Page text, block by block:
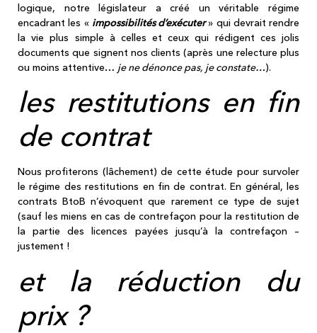
logique, notre législateur a créé un véritable régime
encadrant les « impossibilités d’exécuter» qui devrait rendre
la vie plus simple à celles et ceux qui rédigent ces jolis
documents que signent nos clients (après une relecture plus
ou moins attentive… je ne dénonce pas, je constate…).
les restitutions en fin
de contrat
Nous profiterons (lâchement) de cette étude pour survoler
le régime des restitutions en fin de contrat. En général, les
contrats BtoB n’évoquent que rarement ce type de sujet
(sauf les miens en cas de contrefaçon pour la restitution de
la partie des licences payées jusqu’à la contrefaçon –
justement !
et la réduction du
prix ?